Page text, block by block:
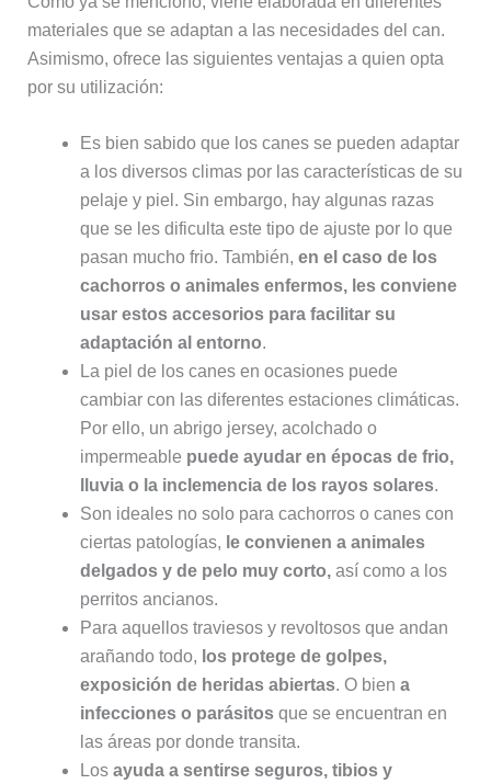
materiales que se adaptan a las necesidades del can.
Asimismo, ofrece las siguientes ventajas a quien opta
por su utilización:
Es bien sabido que los canes se pueden adaptar
a los diversos climas por las características de su
pelaje y piel. Sin embargo, hay algunas razas
que se les dificulta este tipo de ajuste por lo que
pasan mucho frio. También, en el caso de los
cachorros o animales enfermos, les conviene
usar estos accesorios para facilitar su
adaptación al entorno.
La piel de los canes en ocasiones puede
cambiar con las diferentes estaciones climáticas.
Por ello, un abrigo jersey, acolchado o
impermeable puede ayudar en épocas de frio,
lluvia o la inclemencia de los rayos solares.
Son ideales no solo para cachorros o canes con
ciertas patologías, le convienen a animales
delgados y de pelo muy corto,así como a los
perritos ancianos.
Para aquellos traviesos y revoltosos que andan
arañando todo, los protege de golpes,
exposición de heridas abiertas. O bien a
infecciones o parásitosque se encuentran en
las áreas por donde transita.
Los ayuda a sentirse seguros, tibios y